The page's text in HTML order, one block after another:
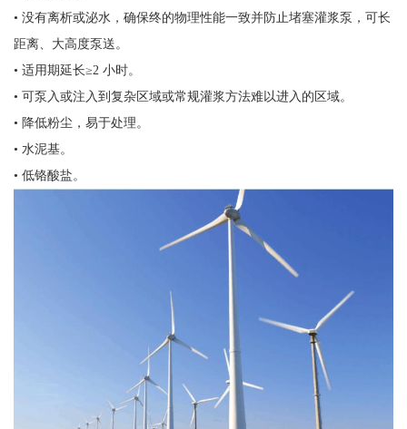
• 没有离析或泌水，确保终的物理性能一致并防止堵塞灌浆泵，可长
距离、大高度泵送。
• 适用期延长≥2 小时。
• 可泵入或注入到复杂区域或常规灌浆方法难以进入的区域。
• 降低粉尘，易于处理。
• 水泥基。
• 低铬酸盐。